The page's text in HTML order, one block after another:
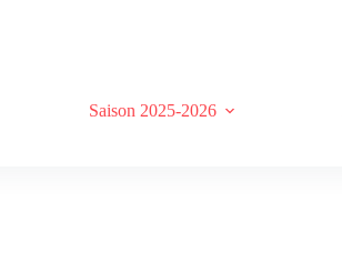
Saison 2025-2026